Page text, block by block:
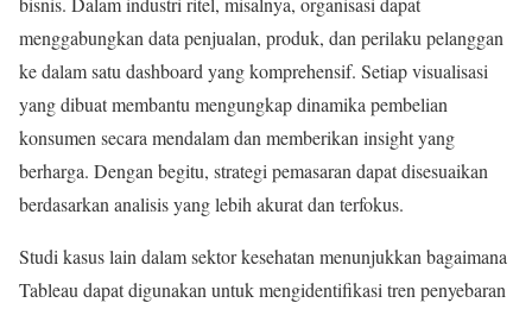
menggabungkan data penjualan, produk, dan perilaku pelanggan
ke dalam satu dashboard yang komprehensif. Setiap visualisasi
yang dibuat membantu mengungkap dinamika pembelian
konsumen secara mendalam dan memberikan insight yang
berharga. Dengan begitu, strategi pemasaran dapat disesuaikan
berdasarkan analisis yang lebih akurat dan terfokus.
Studi kasus lain dalam sektor kesehatan menunjukkan bagaimana
Tableau dapat digunakan untuk mengidentifikasi tren penyebaran